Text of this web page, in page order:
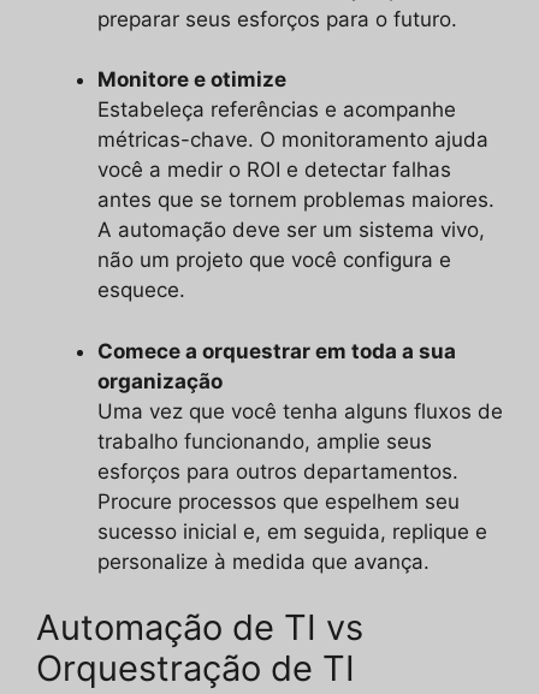
preparar seus esforços para o futuro.
Monitore e otimize
Estabeleça referências e acompanhe
métricas-chave. O monitoramento ajuda
você a medir o ROI e detectar falhas
antes que se tornem problemas maiores.
A automação deve ser um sistema vivo,
não um projeto que você configura e
esquece.
Comece a orquestrar em toda a sua
organização
Uma vez que você tenha alguns fluxos de
trabalho funcionando, amplie seus
esforços para outros departamentos.
Procure processos que espelhem seu
sucesso inicial e, em seguida, replique e
personalize à medida que avança.
Automação de TI vs
Orquestração de TI